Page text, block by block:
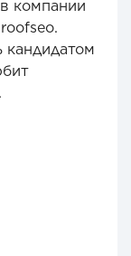
компании
кандидатом